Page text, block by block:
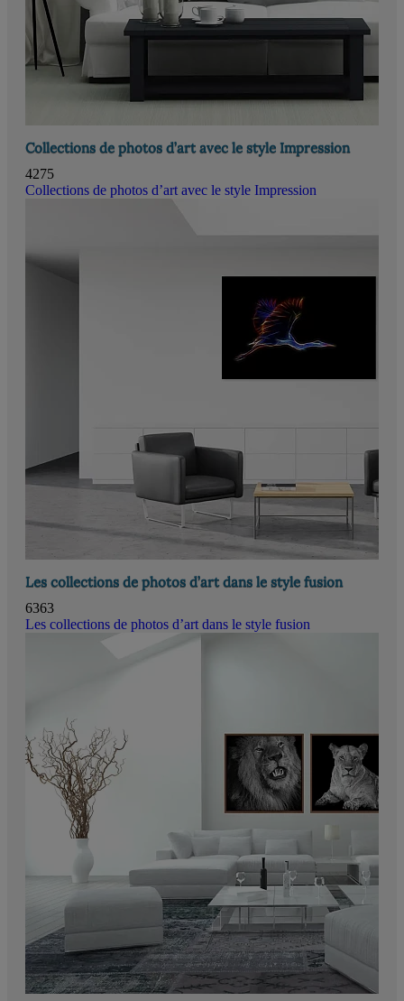
Collections de photos d’art avec le style Impression
4275
Collections de photos d’art avec le style Impression
Les collections de photos d’art dans le style fusion
6363
Les collections de photos d’art dans le style fusion